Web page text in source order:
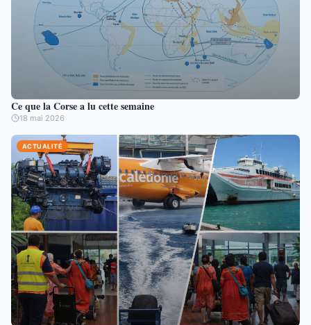
Ce que la Corse a lu cette semaine
18 mai 2026
ACTUALITÉ